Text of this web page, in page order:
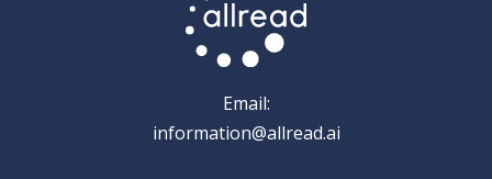
Email:
information@allread.ai